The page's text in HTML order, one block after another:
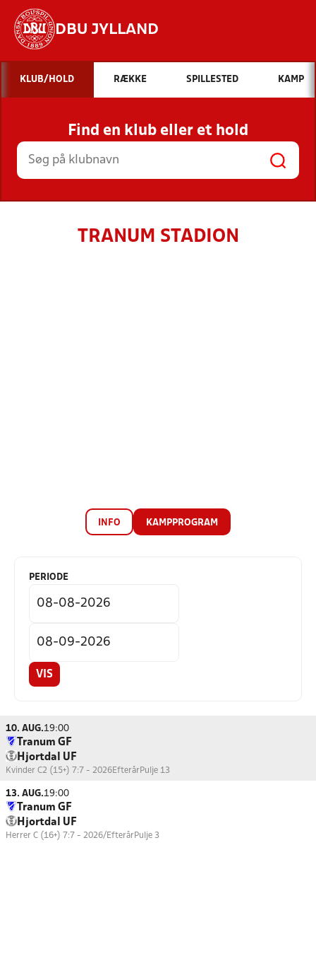
DBU JYLLAND
Hvad vil du søge efter?
INDHOLD OG NYHEDER
STILLINGER, RESULTATER, KLUBBER OG
HOLD
KLUB/HOLD RÆKKE SPILLESTED KAMP
Find en klub eller et hold
TRANUM STADION
INFO KAMPPROGRAM
PERIODE
VIS
10. AUG.19:00
Tranum GF
Hjortdal UF
Kvinder C2 (15+) 7:7 - 2026EfterårPulje 13
13. AUG.19:00
Tranum GF
Hjortdal UF
Herrer C (16+) 7:7 - 2026/EfterårPulje 3